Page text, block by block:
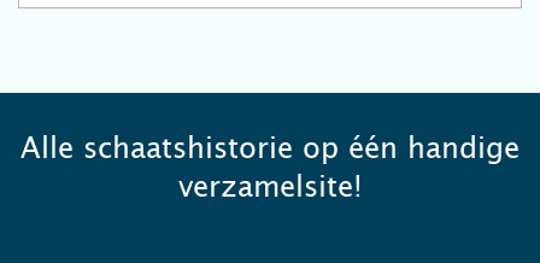
Alle schaatshistorie op één handige
verzamelsite!